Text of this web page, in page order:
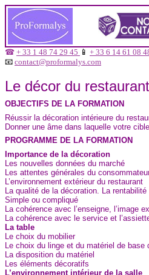
☎ + 33 1 48 74 29 45 📱 + 33 6 14 61 08
📧 contact@proformalys.com
Le décor du restaurant
OBJECTIFS DE LA FORMATION
Réussir la décoration intérieure du
Donner une âme dans laquelle votre
PROGRAMME DE LA FORMATION
Importance de la décoration
Les nouvelles données du marché
Les attentes générales du
L’environnement extérieur du restaurant
La qualité de la décoration. La rentabilité
Simple ou compliqué
La cohérence avec l’enseigne, l’image
La cohérence avec le service et
La table
Le choix du mobilier
Le choix du linge et du matériel de base
La disposition du matériel
Les éléments décoratifs
L’environnement intérieur de la salle